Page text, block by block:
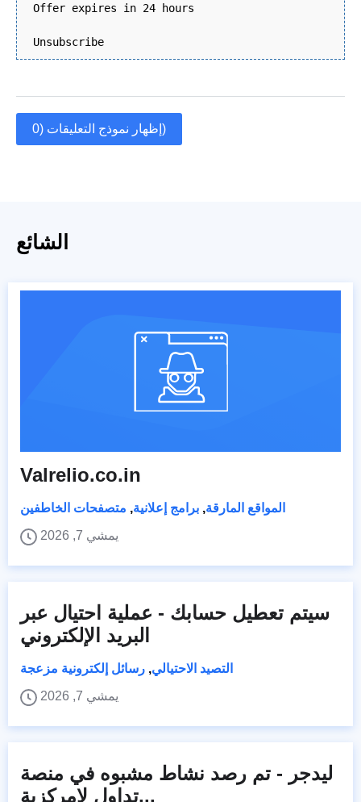
Offer expires in 24 hours
Unsubscribe
إظهار نموذج التعليقات (0)
الشائع
Valrelio.co.in
المواقع المارقة, برامج إعلانية, متصفحات الخاطفين
يمشي 7, 2026
سيتم تعطيل حسابك - عملية احتيال عبر
البريد الإلكتروني
التصيد الاحتيالي, رسائل إلكترونية مزعجة
يمشي 7, 2026
ليدجر - تم رصد نشاط مشبوه في منصة
تداول لامركزية...